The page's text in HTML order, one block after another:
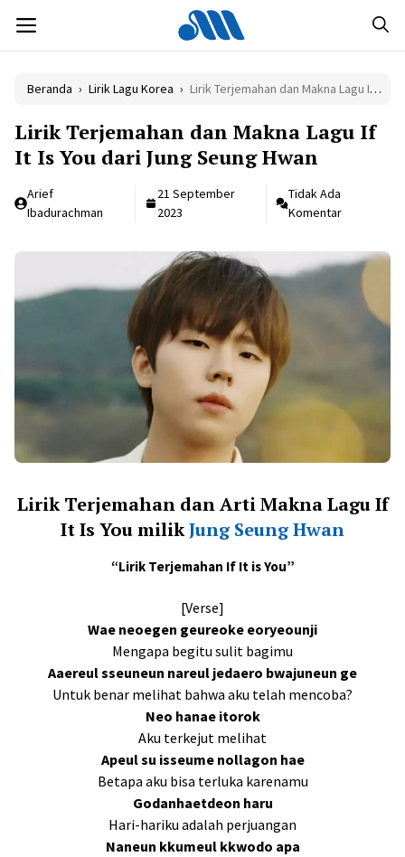
isi
MENU
Beranda › Lirik Lagu Korea › Lirik Terjemahan dan Makna Lagu If It Is You dari Jung Seung Hwan
Lirik Terjemahan dan Makna Lagu If
It Is You dari Jung Seung Hwan
Arief
Ibadurachman
21 September
2023
Tidak Ada
Komentar
Lirik Terjemahan dan Arti Makna Lagu If
It Is You milikJung Seung Hwan
“Lirik Terjemahan If It is You”
[Verse]
Wae neoegen geureoke eoryeounji
Mengapa begitu sulit bagimu
Aaereul sseuneun nareul jedaero bwajuneun ge
Untuk benar melihat bahwa aku telah mencoba?
Neo hanae itorok
Aku terkejut melihat
Apeul su isseume nollagon hae
Betapa aku bisa terluka karenamu
Godanhaetdeon haru
Hari-hariku adalah perjuangan
Naneun kkumeul kkwodo apa